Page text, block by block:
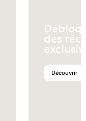
des
Découvrir